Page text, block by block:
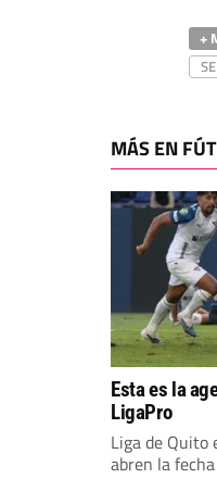
+
MÁS EN
Esta es la
LigaPro
Liga de Quito
abren la